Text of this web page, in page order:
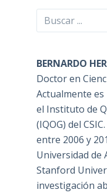
Buscar
BERNARDO
Doctor en
Actualmente
el Instituto de
(IQOG) del
entre 2006 y
Universidad de
Stanford
investigación